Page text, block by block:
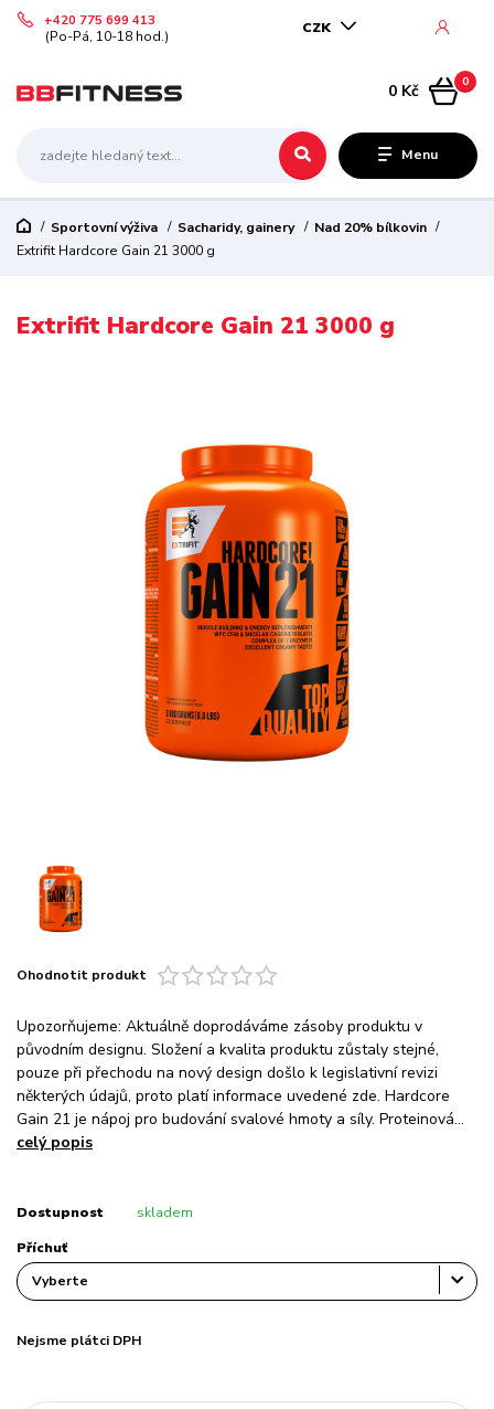
Menu
CZK
+420 775 699 413
(Po-Pá, 10-18 hod.)
0
0 Kč
Sportovní výživa Sacharidy, gainery
Nad 20% bílkovin
Extrifit Hardcore Gain 21 3000 g
Extrifit Hardcore Gain 21 3000 g
Ohodnotit produkt
Upozorňujeme: Aktuálně doprodáváme zásoby produktu v
původním designu. Složení a kvalita produktu zůstaly stejné,
pouze při přechodu na nový design došlo k legislativní revizi
některých údajů, proto platí informace uvedené zde. Hardcore
Gain 21 je nápoj pro budování svalové hmoty a síly. Proteinová...
celý popis
Dostupnost skladem
Příchuť
Nejsme plátci DPH